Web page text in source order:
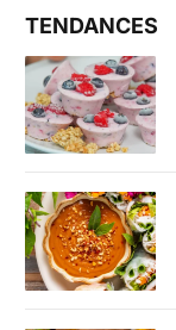
TENDANCES